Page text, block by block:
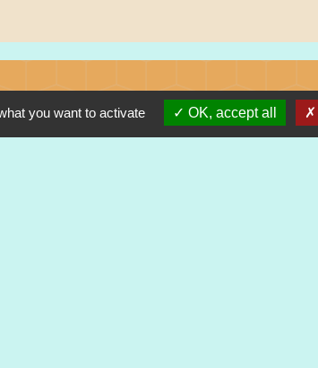
you want to activate OK, accept all